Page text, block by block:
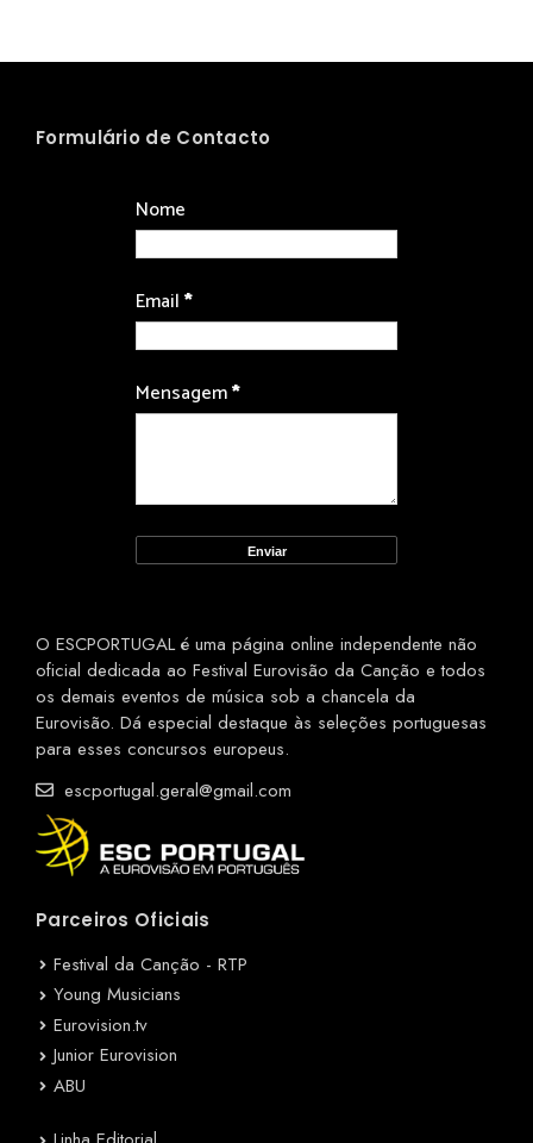
Formulário de Contacto
Nome
Email*
Mensagem*
O ESCPORTUGAL é uma página online independente não
oficial dedicada ao Festival Eurovisão da Canção e todos
os demais eventos de música sob a chancela da
Eurovisão. Dá especial destaque às seleções portuguesas
para esses concursos europeus.
escportugal.geral@gmail.com
Parceiros Oficiais
Festival da Canção - RTP
Young Musicians
Eurovision.tv
Junior Eurovision
ABU